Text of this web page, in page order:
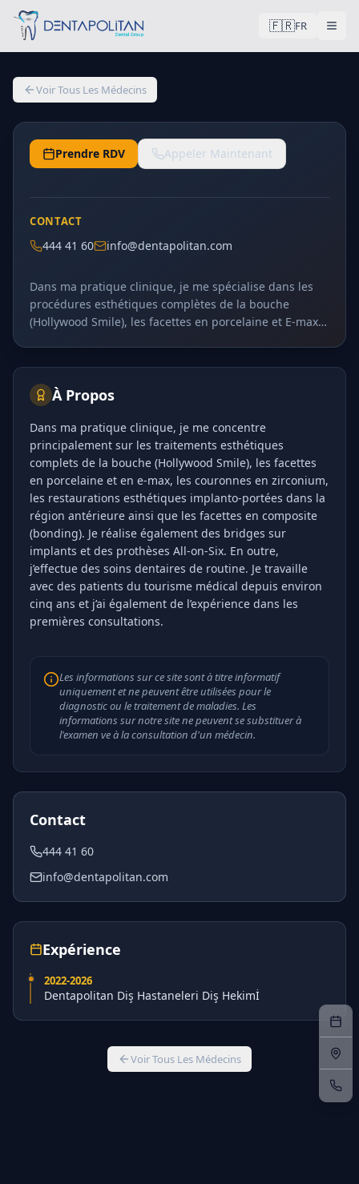
🇫🇷FR
Voir Tous Les Médecins
Dentisterie Générale
Dt. İlgi Okay
Dt.
Prendre RDV Appeler Maintenant
CONTACT
444 41 60 info@dentapolitan.com
Dans ma pratique clinique, je me spécialise dans les
procédures esthétiques complètes de la bouche
(Hollywood Smile), les facettes en porcelaine et E-max,
À Propos
Dans ma pratique clinique, je me concentre
principalement sur les traitements esthétiques
complets de la bouche (Hollywood Smile), les facettes
en porcelaine et en e-max, les couronnes en zirconium,
les restaurations esthétiques implanto-portées dans la
région antérieure ainsi que les facettes en composite
(bonding). Je réalise également des bridges sur
implants et des prothèses All-on-Six. En outre,
j’effectue des soins dentaires de routine. Je travaille
avec des patients du tourisme médical depuis environ
cinq ans et j’ai également de l’expérience dans les
premières consultations.
Les informations sur ce site sont à titre informatif
uniquement et ne peuvent être utilisées pour le
diagnostic ou le traitement de maladies. Les
informations sur notre site ne peuvent se substituer à
l'examen ve à la consultation d'un médecin.
Contact
444 41 60
info@dentapolitan.com
Expérience
2022-2026
Dentapolitan Diş Hastaneleri Diş Hekimİ
Voir Tous Les Médecins